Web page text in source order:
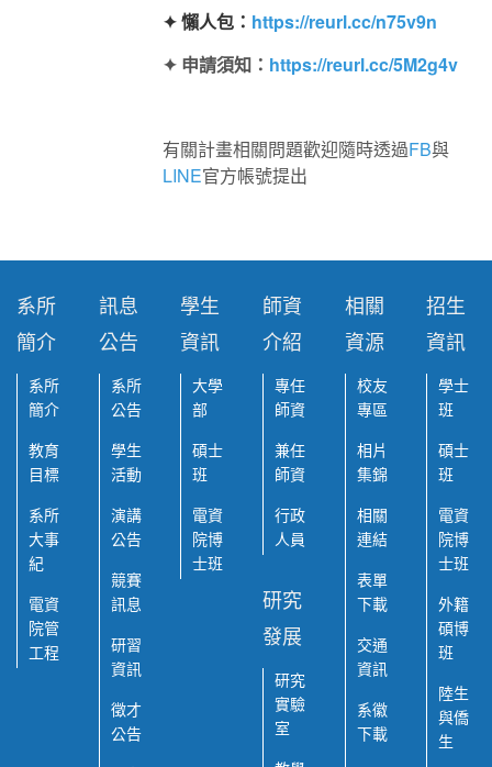
✦懶人包： https://reurl.cc/n75v9n
✦ 申請須知： https://reurl.cc/5M2g4v
有關計畫相關問題歡迎隨時透過FB與
LINE官方帳號提出
系所
簡介
系所
簡介
教育
目標
系所
大事
紀
電資
院管
工程
訊息
公告
系所
公告
學生
活動
演講
公告
競賽
訊息
研習
資訊
徵才
公告
學生
資訊
大學
部
碩士
班
電資
院博
士班
師資
介紹
專任
師資
兼任
師資
行政
人員
研究
發展
研究
實驗
室
相關
資源
校友
專區
相片
集錦
相關
連結
表單
下載
交通
資訊
系徽
下載
招生
資訊
學士
班
碩士
班
電資
院博
士班
外籍
碩博
班
陸生
與僑
生